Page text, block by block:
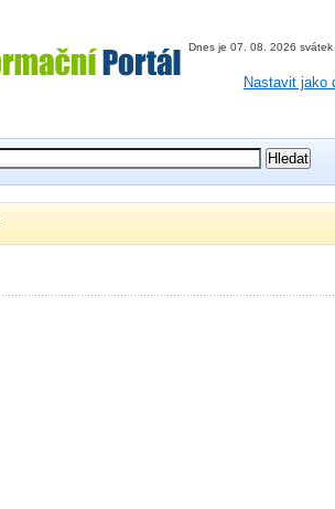
Dnes je 07. 08. 2026
Nastavit jako